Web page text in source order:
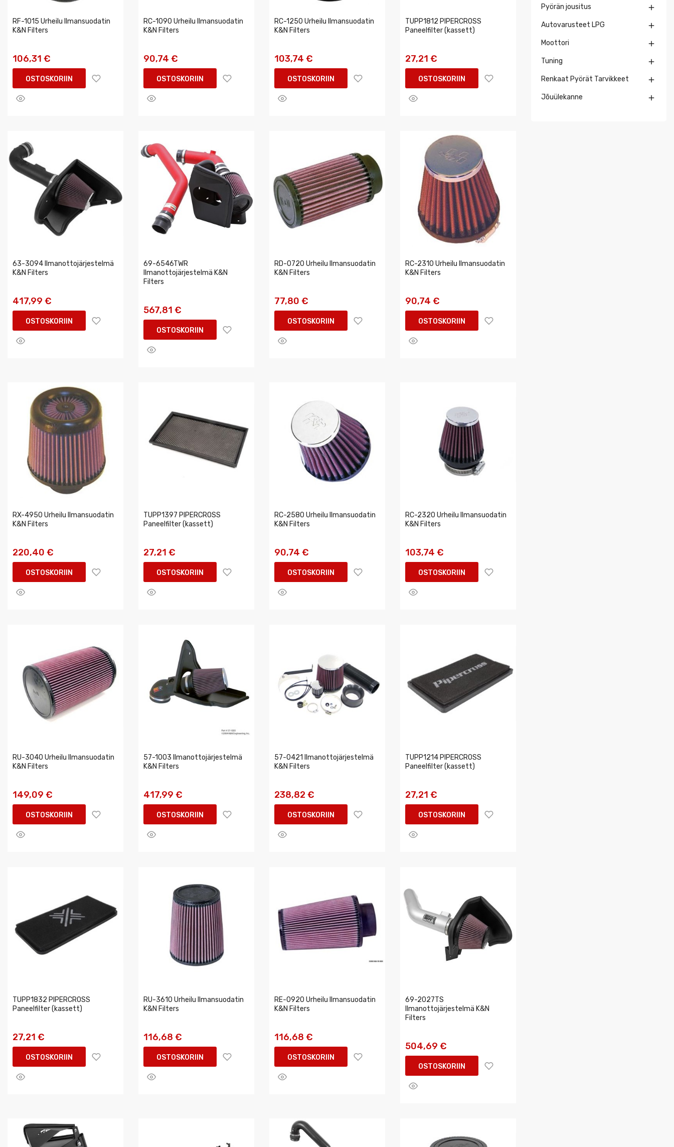
RF-1015 Urheilu Ilmansuodatin
K&N Filters
106,31 €
OSTOSKORIIN
RC-1090 Urheilu Ilmansuodatin
K&N Filters
90,74 €
OSTOSKORIIN
RC-1250 Urheilu Ilmansuodatin
K&N Filters
103,74 €
OSTOSKORIIN
TUPP1812 PIPERCROSS
Paneelfilter (kassett)
27,21 €
OSTOSKORIIN
63-3094 Ilmanottojärjestelmä
K&N Filters
417,99 €
OSTOSKORIIN
69-6546TWR
Ilmanottojärjestelmä K&N
Filters
567,81 €
OSTOSKORIIN
RD-0720 Urheilu Ilmansuodatin
K&N Filters
77,80 €
OSTOSKORIIN
RC-2310 Urheilu Ilmansuodatin
K&N Filters
90,74 €
OSTOSKORIIN
RX-4950 Urheilu Ilmansuodatin
K&N Filters
220,40 €
OSTOSKORIIN
TUPP1397 PIPERCROSS
Paneelfilter (kassett)
27,21 €
OSTOSKORIIN
RC-2580 Urheilu Ilmansuodatin
K&N Filters
90,74 €
OSTOSKORIIN
RC-2320 Urheilu Ilmansuodatin
K&N Filters
103,74 €
OSTOSKORIIN
RU-3040 Urheilu Ilmansuodatin
K&N Filters
149,09 €
OSTOSKORIIN
57-1003 Ilmanottojärjestelmä
K&N Filters
417,99 €
OSTOSKORIIN
57-0421 Ilmanottojärjestelmä
K&N Filters
238,82 €
OSTOSKORIIN
TUPP1214 PIPERCROSS
Paneelfilter (kassett)
27,21 €
OSTOSKORIIN
TUPP1832 PIPERCROSS
Paneelfilter (kassett)
27,21 €
OSTOSKORIIN
RU-3610 Urheilu Ilmansuodatin
K&N Filters
116,68 €
OSTOSKORIIN
RE-0920 Urheilu Ilmansuodatin
K&N Filters
116,68 €
OSTOSKORIIN
69-2027TS
Ilmanottojärjestelmä K&N
Filters
504,69 €
OSTOSKORIIN
Pyörän jousitus 
Autovarusteet LPG 
Moottori 
Tuning 
Renkaat Pyörät Tarvikkeet 
Jõuülekanne 